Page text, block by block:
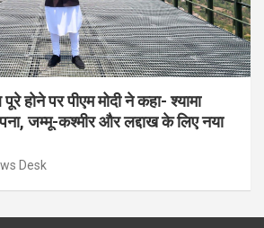
होने पर पीएम मोदी ने कहा- श्यामा
जम्मू-कश्मीर और लद्दाख के लिए नया
Desk